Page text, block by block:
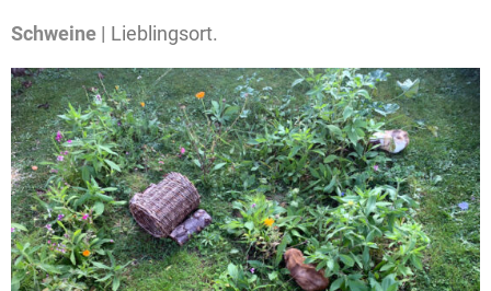
Schweine | Lieblingsort.